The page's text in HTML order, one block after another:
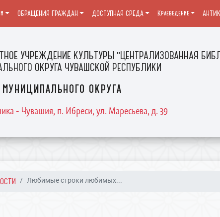
УЧРЕЖДЕНИЕ КУЛЬТУРЫ "ЦЕНТРАЛИЗОВАННАЯ
ОКРУГА ЧУВАШСКОЙ РЕСПУБЛИКИ
округа
- Чувашия, п. Ибреси, ул. Маресьева, д. 39
ОБРАЩЕНИЯ ГРАЖДАН ДОСТУПНАЯ СРЕДА Краеведение
Любимые строки любимых...